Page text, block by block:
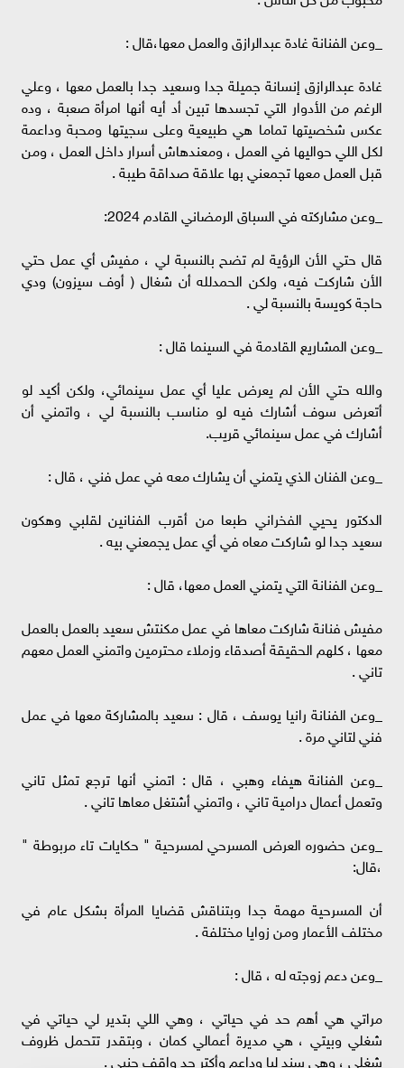
_وعن الفنانة غادة عبدالرازق والعمل معها،قال :
غادة عبدالرازق إنسانة جميلة جدا وسعيد جدا بالعمل معها ، وعلي
الرغم من الأدوار التي تجسدها تبين أد أيه أنها امرأة صعبة ، وده
عكس شخصيتها تماما هي طبيعية وعلى سجيتها ومحبة وداعمة
لكل اللي حواليها في العمل ، ومعندهاش أسرار داخل العمل ، ومن
قبل العمل معها تجمعني بها علاقة صداقة طيبة .
_وعن مشاركته في السباق الرمضاني القادم 2024:
قال حتي الأن الرؤية لم تضح بالنسبة لي ، مفيش أي عمل حتي
الأن شاركت فيه، ولكن الحمدلله أن شغال ( أوف سيزون) ودي
حاجة كويسة بالنسبة لي .
_وعن المشاريع القادمة في السينما قال :
والله حتي الأن لم يعرض عليا أي عمل سينمائي، ولكن أكيد لو
أتعرض سوف أشارك فيه لو مناسب بالنسبة لي ، واتمني أن
أشارك في عمل سينمائي قريب.
_وعن الفنان الذي يتمني أن يشارك معه في عمل فني ، قال :
الدكتور يحيي الفخراني طبعا من أقرب الفنانين لقلبي وهكون
سعيد جدا لو شاركت معاه في أي عمل يجمعني بيه .
_وعن الفنانة التي يتمني العمل معها، قال :
مفيش فنانة شاركت معاها في عمل مكنتش سعيد بالعمل بالعمل
معها ، كلهم الحقيقة أصدقاء وزملاء محترمين واتمني العمل معهم
تاني .
_وعن الفنانة رانيا يوسف ، قال : سعيد بالمشاركة معها في عمل
فني لتاني مرة .
_وعن الفنانة هيفاء وهبي ، قال : اتمني أنها ترجع تمثل تاني
وتعمل أعمال درامية تاني ، واتمني أشتغل معاها تاني .
_وعن حضوره العرض المسرحي لمسرحية " حكايات تاء مربوطة "
،قال:
أن المسرحية مهمة جدا وبتناقش قضايا المرأة بشكل عام في
مختلف الأعمار ومن زوايا مختلفة .
_وعن دعم زوجته له ، قال :
مراتي هي أهم حد في حياتي ، وهي اللي بتدير لي حياتي في
شغلي وبيتي ، هي مديرة أعمالي كمان ، وبتقدر تتحمل ظروف
شغلي ، وهي سند ليا وداعم وأكتر حد واقف جنبي .